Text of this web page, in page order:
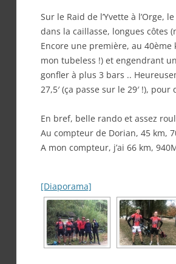
Sur le Raid de l’Yvette à l’Orge,
dans la caillasse, longues côtes
Encore une première, au
mon tubeless !) et engendrant
gonfler à plus 3 bars ..
27,5′ (ça passe sur le 29′ !),
En bref, belle rando et assez
Au compteur de Dorian, 45 km,
A mon compteur, j’ai 66 km,
[Diaporama]